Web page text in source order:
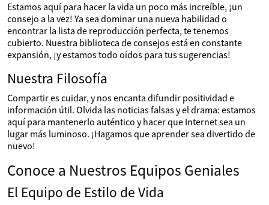
Estamos aquí para hacer la vida un poco más increíble, ¡un
consejo a la vez! Ya sea dominar una nueva habilidad o
encontrar la lista de reproducción perfecta, te tenemos
cubierto. Nuestra biblioteca de consejos está en constante
expansión, ¡y estamos todo oídos para tus sugerencias!
Nuestra Filosofía
Compartir es cuidar, y nos encanta difundir positividad e
información útil. Olvida las noticias falsas y el drama: estamos
aquí para mantenerlo auténtico y hacer que Internet sea un
lugar más luminoso. ¡Hagamos que aprender sea divertido de
nuevo!
Conoce a Nuestros Equipos Geniales
El Equipo de Estilo de Vida